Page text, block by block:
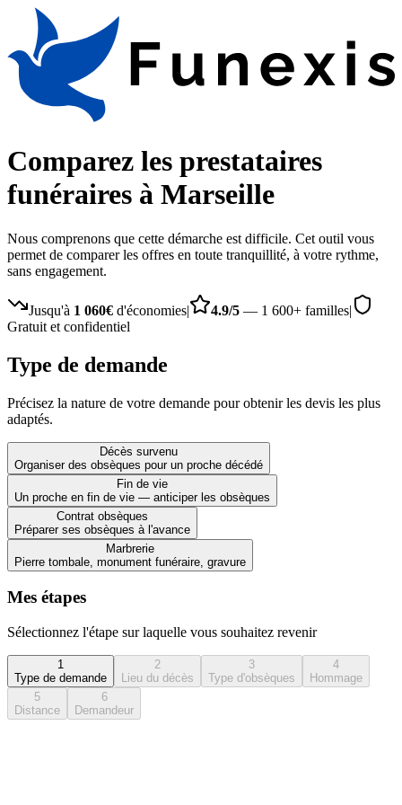
Comparez les prestataires
funéraires à Marseille
Nous comprenons que cette démarche est difficile. Cet outil vous
permet de comparer les offres en toute tranquillité, à votre rythme,
sans engagement.
Jusqu'à 1 060€ d'économies| 4.9/5 — 1 600+ familles|
Gratuit et confidentiel
Type de demande
Précisez la nature de votre demande pour obtenir les devis les plus
adaptés.
Décès survenu
Organiser des obsèques pour un proche décédé
Fin de vie
Un proche en fin de vie — anticiper les obsèques
Contrat obsèques
Préparer ses obsèques à l'avance
Marbrerie
Pierre tombale, monument funéraire, gravure
Mes étapes
Sélectionnez l'étape sur laquelle vous souhaitez revenir
1
Type de demande
2
Lieu du décès
3
Type d'obsèques
4
Hommage
5
Distance
6
Demandeur